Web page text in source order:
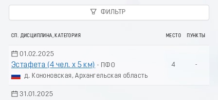
ФИЛЬТР
СП. ДИСЦИПЛИНА, КАТЕГОРИЯ МЕСТО ПУНКТЫ
01.02.2025
Эстафета (4 чел. х 5 км) - ПФО
д. Кононовская, Архангельская область
4 -
31.01.2025